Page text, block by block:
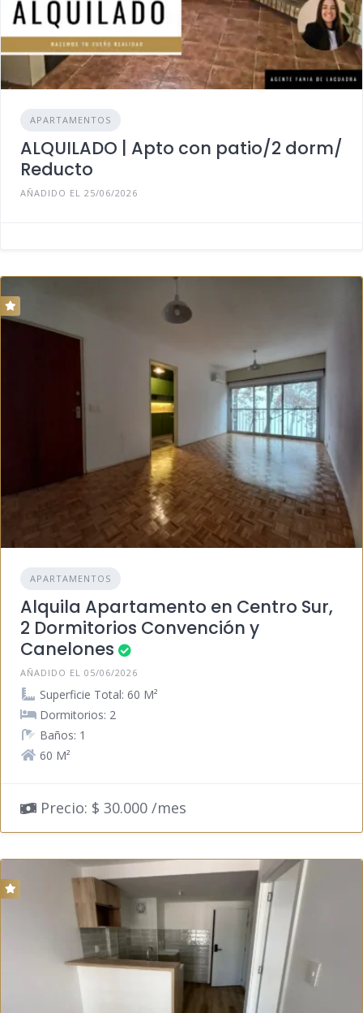
APARTAMENTOS
ALQUILADO | Apto con patio/2 dorm/
Reducto
AÑADIDO EL 25/06/2026
APARTAMENTOS
Alquila Apartamento en Centro Sur,
2 Dormitorios Convención y
Canelones
AÑADIDO EL 05/06/2026
Superficie Total: 60 M²
Dormitorios: 2
Baños: 1
60 M²
Precio: $ 30.000 /mes